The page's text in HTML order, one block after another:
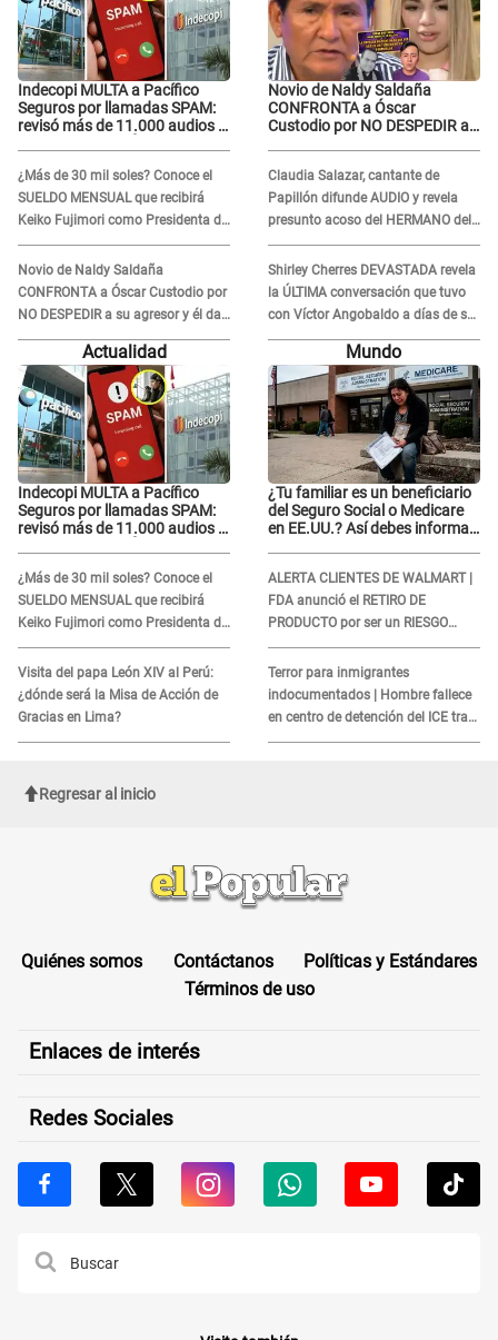
Indecopi MULTA a Pacífico
Seguros por llamadas SPAM:
revisó más de 11.000 audios y
¿Más de 30 mil soles? Conoce el
SUELDO MENSUAL que recibirá
Keiko Fujimori como Presidenta de
la República
Novio de Naldy Saldaña
CONFRONTA a Óscar Custodio por
NO DESPEDIR a su agresor y él da
INDIGNANTE respuesta: "Nadie me
dice qué hacer"
Novio de Naldy Saldaña
CONFRONTA a Óscar
Custodio por NO DESPEDIR a
"Nadie me dice qué hacer"
Claudia Salazar, cantante de
Papillón difunde AUDIO y revela
presunto acoso del HERMANO del
director musical de La Bella Luz:
"Me quedé asustada, en shock"
Shirley Cherres DEVASTADA revela
la ÚLTIMA conversación que tuvo
con Víctor Angobaldo a días de su
inesperada partida: "Hace dos
Actualidad
Indecopi MULTA a Pacífico
Seguros por llamadas SPAM:
revisó más de 11.000 audios y
¿Más de 30 mil soles? Conoce el
SUELDO MENSUAL que recibirá
Keiko Fujimori como Presidenta de
la República
Visita del papa León XIV al Perú:
¿dónde será la Misa de Acción de
Gracias en Lima?
Mundo
¿Tu familiar es un beneficiario
del Seguro Social o Medicare
en EE.UU.? Así debes informar
ALERTA CLIENTES DE WALMART |
FDA anunció el RETIRO DE
PRODUCTO por ser un RIESGO
MORTAL para consumidores: ¿Cuál
es?
Terror para inmigrantes
indocumentados | Hombre fallece
en centro de detención del ICE tras
sufrir una "emergencia médica"
Regresar al inicio
Quiénes somos Contáctanos
Políticas y Estándares
Términos de uso
Enlaces de interés
Redes Sociales